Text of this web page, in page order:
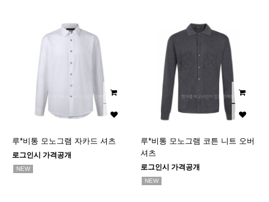
루*비통 모노그램 자카드 셔츠
로그인시 가격공개
NEW
루*비통 모노그램 코튼 니트 오버
셔츠
로그인시 가격공개
NEW